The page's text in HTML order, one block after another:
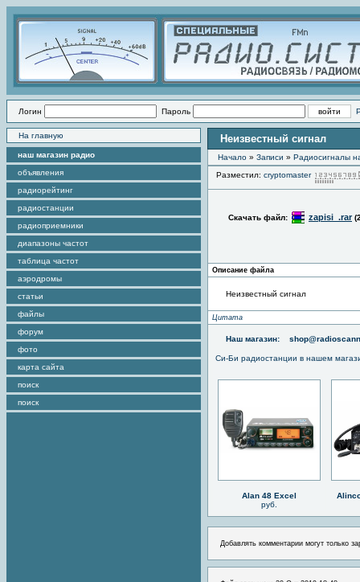
Логин Пароль
На главную
наш магазин радио
объявления
радиорейтинг
радиостанции
радиоприемники
диапазоны частот
таблица частот
аэродромы
статьи
файлы
форум
фото
карта сайта
поиск
поиск
Неизвестный сигнал
Начало » Записи » Радиоcигналы
Разместил: cryptomaster
Скачать файл: zapisi_.rar
Описание файла
Неизвестный сигнал
Цитата
Наш магазин:
Си-Би радиостанции в нашем
Alan 48 Excel
руб.
Добавлять комментарии могут только